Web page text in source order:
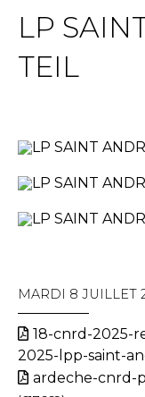
LP
TEIL
MARDI 8 JUILLET
18-cnrd-2025-
2025-lpp-saint-
ardeche-cnrd-